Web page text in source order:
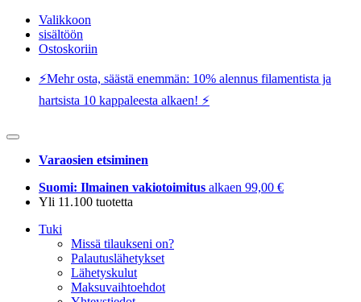
Valikkoon
sisältöön
Ostoskoriin
⚡️Mehr osta, säästä enemmän: 10% alennus filamentista ja
hartsista 10 kappaleesta alkaen! ⚡️
Varaosien etsiminen
Suomi: Ilmainen vakiotoimitus alkaen 99,00 €
Yli 11.100 tuotetta
Tuki
Missä tilaukseni on?
Palautuslähetykset
Lähetyskulut
Maksuvaihtoehdot